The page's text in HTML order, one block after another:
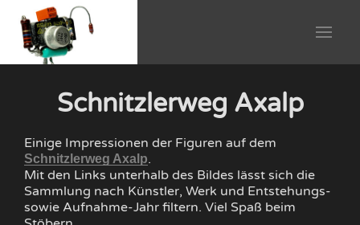
Schnitzlerweg Axalp
Einige Impressionen der Figuren auf dem
Schnitzlerweg Axalp.
Mit den Links unterhalb des Bildes lässt sich die
Sammlung nach Künstler, Werk und Entstehungs-
sowie Aufnahme-Jahr filtern. Viel Spaß beim